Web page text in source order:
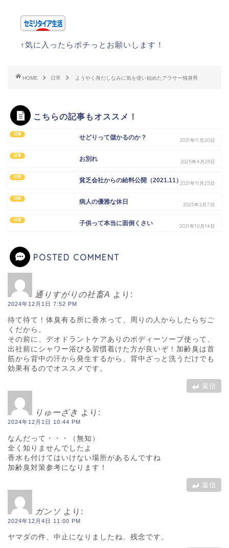
↑気に入ったらポチっとお願いします！
HOME 日常 ようやく身だしなみに気を使い始めたアラサー独身男
こちらの記事もオススメ！
日常 せどりって儲かるのか？ 2021年11月20日
日常 お別れ 2025年4月29日
日常 貧乏会社からの給料公開（2021.11）2021年11月25日
日常 病人の優雅な休日 2025年2月7日
日常 子供って本当に面倒くさい 2021年10月14日
POSTED COMMENT
通りすがりの社畜A より:
2024年12月1日 7:52 PM
待て待て！体臭有る所に香水って、周りの人からしたらぢご
くだから。
その前に、デオドラントケアありのボディーソープ使って、
出社前にシャワー浴びる習慣着けた方が良いぞ！加齢臭は首
筋から背中の汗から発生するから、背中ざっと洗うだけでも
効果有るのでオススメです。
返信
りゅーざき より:
2024年12月1日 10:44 PM
なんだって・・・（無知）
全く知りませんでしたよ
香水も付けてはいけない場所があるんですね
加齢臭対策参考になります！
返信
ガンソ より:
2024年12月4日 11:00 PM
ヤマダの件、中止になりましたね。残念です。